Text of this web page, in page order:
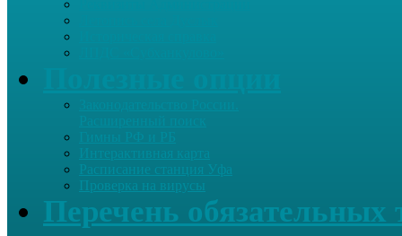
Интерактивная карта
Расписание станция Уфа
Проверка на вирусы
Перечень обязательных